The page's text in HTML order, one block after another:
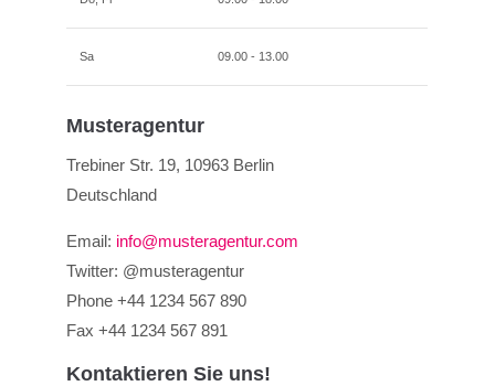
Sa 09.00 - 13.00
Musteragentur
Trebiner Str. 19, 10963 Berlin
Deutschland
Email: info@musteragentur.com
Twitter: @musteragentur
Phone +44 1234 567 890
Fax +44 1234 567 891
Kontaktieren Sie uns!